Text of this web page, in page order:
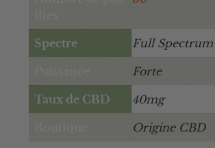
Spectre Full Spectrum
Forte
Taux de CBD 40mg
Origine CBD